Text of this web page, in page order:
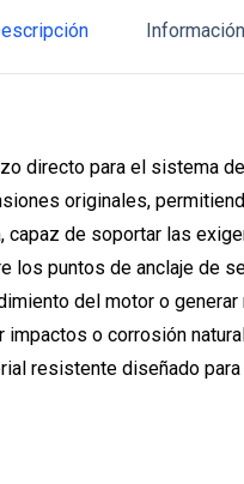
directo para el sistema
originales,
de soportar las
los puntos de anclaje
del motor o
o corrosión
resistente diseñado